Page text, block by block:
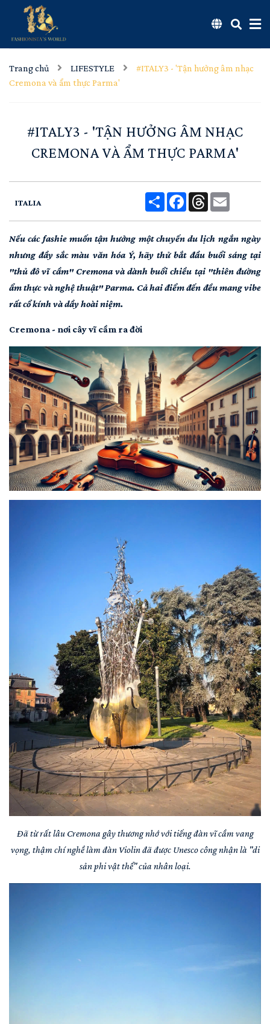
Trang chủ LIFESTYLE
#ITALY3 - 'Tận hưởng âm nhạc
Cremona và ẩm thực Parma'
#ITALY3 - 'TẬN HƯỞNG ÂM NHẠC
CREMONA VÀ ẨM THỰC PARMA'
ITALIA
Share Facebook
Threads
Nếu các fashie muốn tận hưởng một chuyến du lịch ngắn ngày
nhưng đầy sắc màu văn hóa Ý, hãy thử bắt đầu buổi sáng tại
"thủ đô vĩ cầm" Cremona và dành buổi chiều tại "thiên đường
ẩm thực và nghệ thuật" Parma. Cả hai điểm đến đều mang vibe
rất cổ kính và dầy hoài niệm.
Cremona - nơi cây vĩ cầm ra đời
Đã từ rất lâu Cremona gây thương nhớ với tiếng đàn vĩ cầm vang
vọng, thậm chí nghề làm đàn Violin đã được Unesco công nhận là "di
sản phi vật thể" của nhân loại.